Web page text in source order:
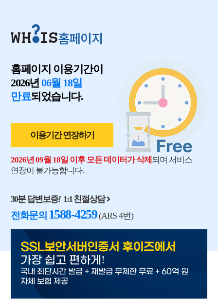
홈페이지
홈페이지 이용기간이
2026년06월 18일
만료되었습니다.
이용기간 연장하기
2026년 09월 18일 이후 모든 데이터가 삭제 되며 서비스
연장이 불가능합니다.
30분 답변보증!1:1 친절상담
전화문의 1588-4259(ARS 4번)
SSL보안서버인증서 후이즈에서
가장 쉽고 편하게 !
국내 최단시간 발급 + 재발급 무제한 무료 + 60억 원
자체 보험 제공